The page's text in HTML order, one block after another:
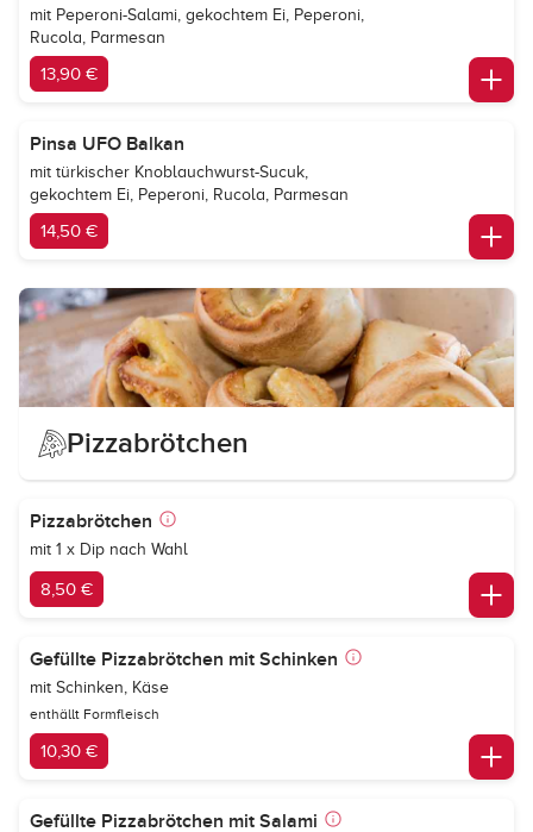
mit Peperoni-Salami, gekochtem Ei, Peperoni,
Rucola, Parmesan
13,90 €
Pinsa UFO Balkan
mit türkischer Knoblauchwurst-Sucuk,
gekochtem Ei, Peperoni, Rucola, Parmesan
14,50 €
Pizzabrötchen
Pizzabrötchen
mit 1 x Dip nach Wahl
8,50 €
Gefüllte Pizzabrötchen mit Schinken
mit Schinken, Käse
enthällt Formfleisch
10,30 €
Gefüllte Pizzabrötchen mit Salami